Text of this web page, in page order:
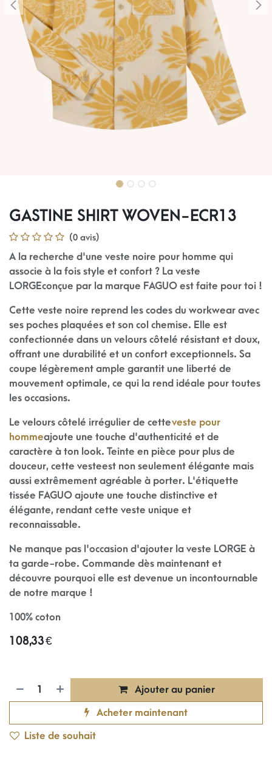
GASTINE SHIRT WOVEN-ECR13
(0 avis)
A la recherche d'une veste noire pour homme qui
associe à la fois style et confort ? La veste
LORGE conçue par la marque FAGUO est faite pour toi !
Cette veste noire reprend les codes du workwear avec
ses poches plaquées et son col chemise. Elle est
confectionnée dans un velours côtelé résistant et doux,
offrant une durabilité et un confort exceptionnels. Sa
coupe légèrement ample garantit une liberté de
mouvement optimale, ce qui la rend idéale pour toutes
les occasions.
Le velours côtelé irrégulier de cetteveste pour
hommeajoute une touche d'authenticité et de
caractère à ton look. Teinte en pièce pour plus de
douceur, cette veste est non seulement élégante mais
aussi extrêmement agréable à porter. L'étiquette
tissée FAGUO ajoute une touche distinctive et
élégante, rendant cette veste unique et
reconnaissable.
Ne manque pas l'occasion d'ajouter la veste LORGE à
ta garde-robe. Commande dès maintenant et
découvre pourquoi elle est devenue un incontournable
de notre marque !
100% coton
108,33€
Ajouter au panier
Acheter maintenant
Liste de souhait